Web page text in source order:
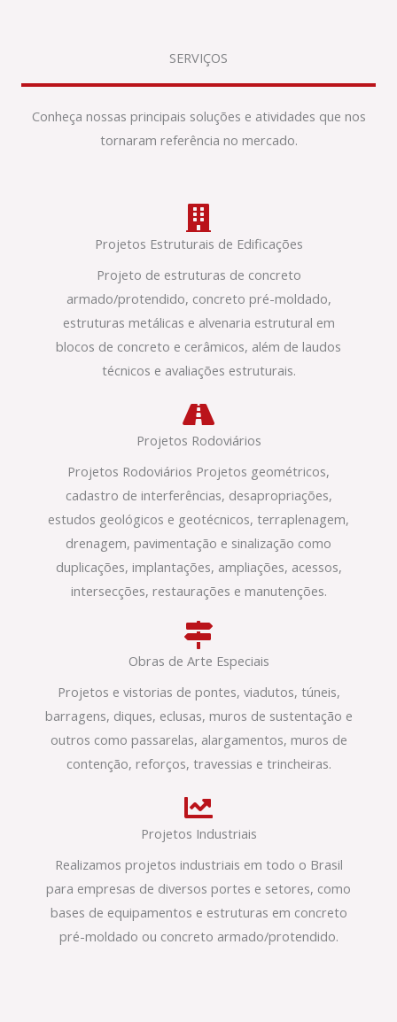
SERVIÇOS
Conheça nossas principais soluções e atividades que nos
tornaram referência no mercado.
Projetos Estruturais de Edificações
Projeto de estruturas de concreto
armado/protendido, concreto pré-moldado,
estruturas metálicas e alvenaria estrutural em
blocos de concreto e cerâmicos, além de laudos
técnicos e avaliações estruturais.
Projetos Rodoviários
Projetos Rodoviários Projetos geométricos,
cadastro de interferências, desapropriações,
estudos geológicos e geotécnicos, terraplenagem,
drenagem, pavimentação e sinalização como
duplicações, implantações, ampliações, acessos,
intersecções, restaurações e manutenções.
Obras de Arte Especiais
Projetos e vistorias de pontes, viadutos, túneis,
barragens, diques, eclusas, muros de sustentação e
outros como passarelas, alargamentos, muros de
contenção, reforços, travessias e trincheiras.
Projetos Industriais
Realizamos projetos industriais em todo o Brasil
para empresas de diversos portes e setores, como
bases de equipamentos e estruturas em concreto
pré-moldado ou concreto armado/protendido.